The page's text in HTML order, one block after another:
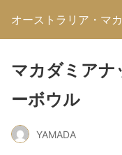
オーストラリア・マ
マカダミアナ
ーボウル
YAMADA